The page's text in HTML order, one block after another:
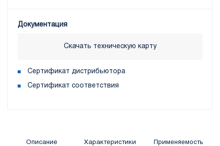
Документация
Скачать техническую карту
Сертификат дистрибьютора
Сертификат соответствия
Описание Характеристики Применяемость